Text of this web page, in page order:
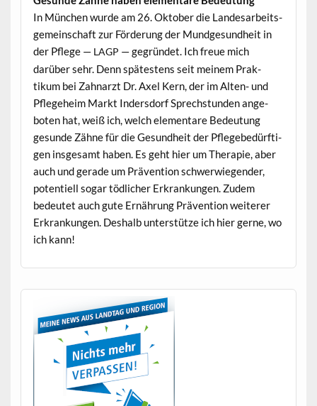
In München wurde am 26. Okto­ber die Lan­desar­beits­
ge­mein­schaft zur Förderung der Mundge­sund­heit in
der Pflege — LAGP — gegrün­det. Ich freue mich
darüber sehr. Denn spätestens seit meinem Prak­
tikum bei Zah­narzt Dr. Axel Kern, der im Alten- und
Pflege­heim Markt Inder­s­dorf Sprech­stun­den ange­
boten hat, weiß ich, welch ele­mentare Bedeu­tung
gesunde Zähne für die Gesund­heit der Pflegebedürfti­
gen ins­ge­samt haben. Es geht hier um Ther­a­pie, aber
auch und ger­ade um Präven­tion schw­er­wiegen­der,
poten­tiell sog­ar tödlich­er Erkrankun­gen. Zudem
bedeutet auch gute Ernährung Präven­tion weit­er­er
Erkrankun­gen. Deshalb unter­stütze ich hier gerne, wo
ich kann!